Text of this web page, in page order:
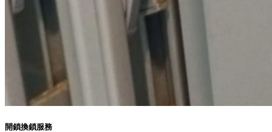
開鎖換鎖服務